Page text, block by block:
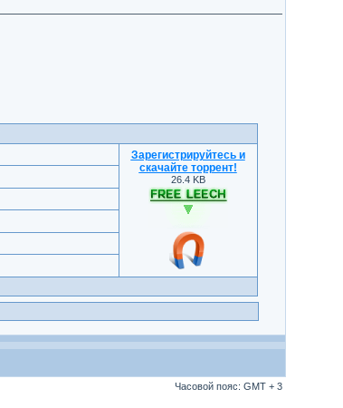
Зарегистрируйтесь и
скачайте торрент!
26.4 KB
Часовой пояс: GMT + 3